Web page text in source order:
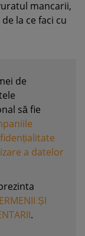
mancarii,
la ce faci cu
de
să fie
a datelor
ȘI
.